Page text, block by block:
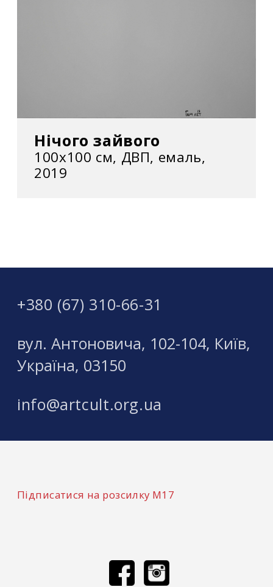
Нічого зайвого
100х100 см, ДВП, емаль,
2019
+380 (67) 310-66-31
вул. Антоновича, 102-104, Київ,
Україна, 03150
info@artcult.org.ua
Підписатися на розсилку М17